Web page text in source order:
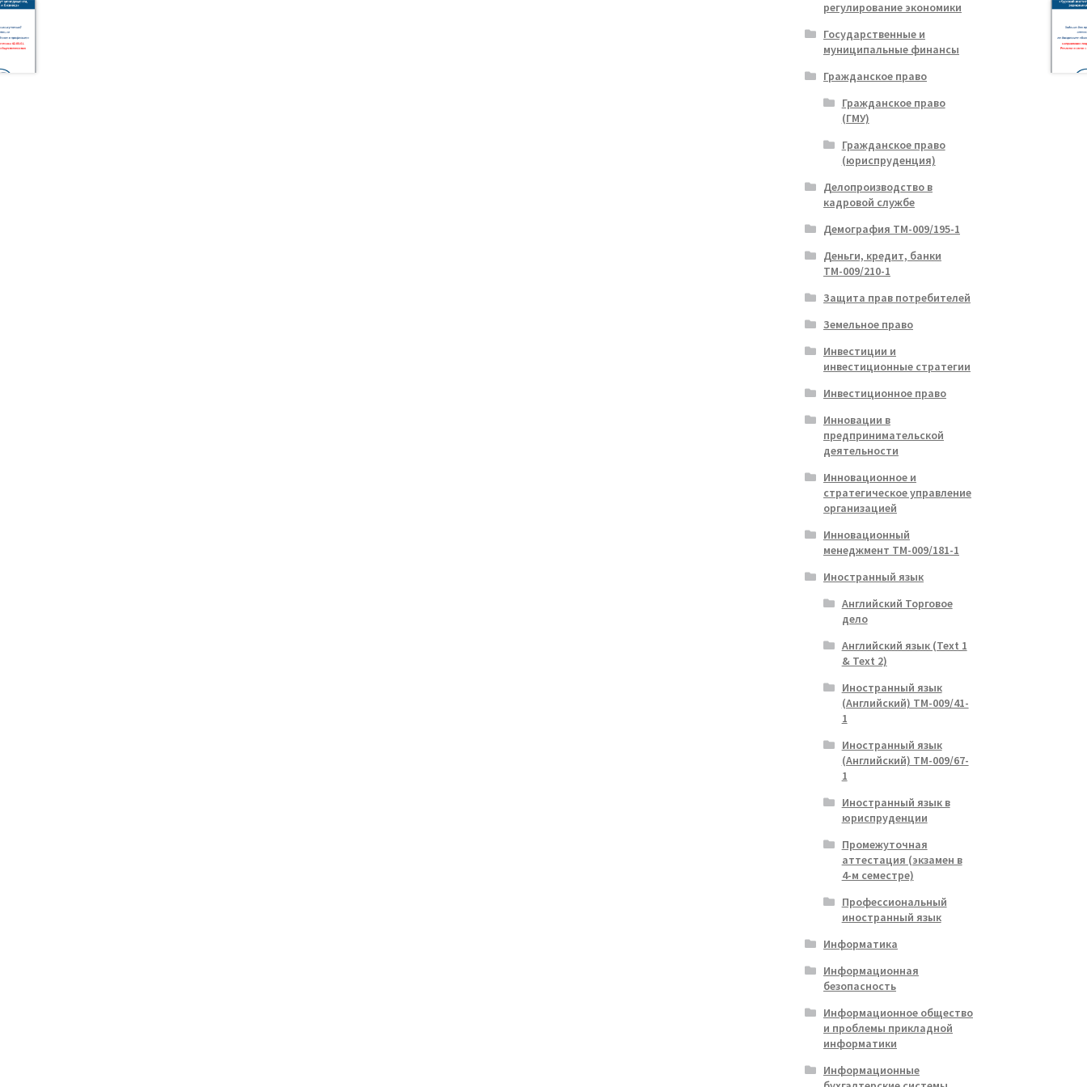
регулирование экономики
Государственные и
муниципальные финансы
Гражданское право
Гражданское право
(ГМУ)
Гражданское право
(юриспруденция)
Делопроизводство в
кадровой службе
Демография ТМ-009/195-1
Деньги, кредит, банки
ТМ-009/210-1
Защита прав потребителей
Земельное право
Инвестиции и
инвестиционные стратегии
Инвестиционное право
Инновации в
предпринимательской
деятельности
Инновационное и
стратегическое управление
организацией
Инновационный
менеджмент ТМ-009/181-1
Иностранный язык
Английский Торговое
дело
Английский язык (Text 1
& Text 2)
Иностранный язык
(Английский) ТМ-009/41-
1
Иностранный язык
(Английский) ТМ-009/67-
1
Иностранный язык в
юриспруденции
Промежуточная
аттестация (экзамен в
4-м семестре)
Профессиональный
иностранный язык
Информатика
Информационная
безопасность
Информационное общество
и проблемы прикладной
информатики
Информационные